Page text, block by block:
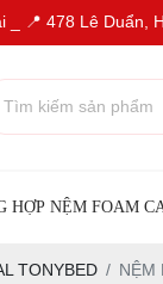
_ ️📍 478 Lê Duẩn,
HỢP NỆM FOAM
TONYBED NỆM